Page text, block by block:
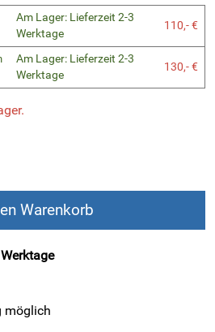
Am Lager: Lieferzeit 2-3
Werktage
110,- €
Am Lager: Lieferzeit 2-3
Werktage
130,- €
Warenkorb
möglich